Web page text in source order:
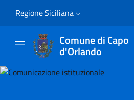
Regione Siciliana
Comune di Capo
d'Orlando